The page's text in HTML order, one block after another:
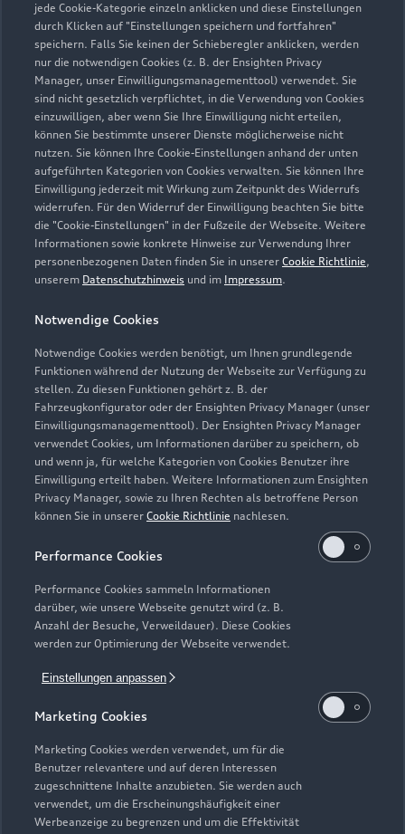
jede Cookie-Kategorie einzeln anklicken und diese Einstellungen
durch Klicken auf "Einstellungen speichern und fortfahren"
speichern. Falls Sie keinen der Schieberegler anklicken, werden
nur die notwendigen Cookies (z. B. der Ensighten Privacy
Manager, unser Einwilligungsmanagementtool) verwendet. Sie
sind nicht gesetzlich verpflichtet, in die Verwendung von Cookies
einzuwilligen, aber wenn Sie Ihre Einwilligung nicht erteilen,
können Sie bestimmte unserer Dienste möglicherweise nicht
nutzen. Sie können Ihre Cookie-Einstellungen anhand der unten
aufgeführten Kategorien von Cookies verwalten. Sie können Ihre
Einwilligung jederzeit mit Wirkung zum Zeitpunkt des Widerrufs
widerrufen. Für den Widerruf der Einwilligung beachten Sie bitte
die "Cookie-Einstellungen" in der Fußzeile der Webseite. Weitere
Informationen sowie konkrete Hinweise zur Verwendung Ihrer
personenbezogenen Daten finden Sie in unserer Cookie Richtlinie,
unserem Datenschutzhinweis und im Impressum.
Notwendige Cookies
Notwendige Cookies werden benötigt, um Ihnen grundlegende
Funktionen während der Nutzung der Webseite zur Verfügung zu
stellen. Zu diesen Funktionen gehört z. B. der
Fahrzeugkonfigurator oder der Ensighten Privacy Manager (unser
Einwilligungsmanagementtool). Der Ensighten Privacy Manager
verwendet Cookies, um Informationen darüber zu speichern, ob
und wenn ja, für welche Kategorien von Cookies Benutzer ihre
Einwilligung erteilt haben. Weitere Informationen zum Ensighten
Privacy Manager, sowie zu Ihren Rechten als betroffene Person
können Sie in unserer Cookie Richtlinie nachlesen.
Performance Cookies
Performance Cookies sammeln Informationen
darüber, wie unsere Webseite genutzt wird (z. B.
Anzahl der Besuche, Verweildauer). Diese Cookies
werden zur Optimierung der Webseite verwendet.
Einstellungen anpassen
Marketing Cookies
Marketing Cookies werden verwendet, um für die
Benutzer relevantere und auf deren Interessen
zugeschnittene Inhalte anzubieten. Sie werden auch
verwendet, um die Erscheinungshäufigkeit einer
Werbeanzeige zu begrenzen und um die Effektivität
Zurück nach oben
Modelle
Elektromodelle
Plug-in-Hybride
Neuwagensuche
Gebrauchtwagensuche
Geschäftskunden
Service & Zubehör
Saisonale Angebote
Audi Services
Garantie
Audi digital services
myAudi
Support
Audi Code
Häufige Fragen (FAQ)
Über Audi
Unternehmen
Karriere
Investor Relations